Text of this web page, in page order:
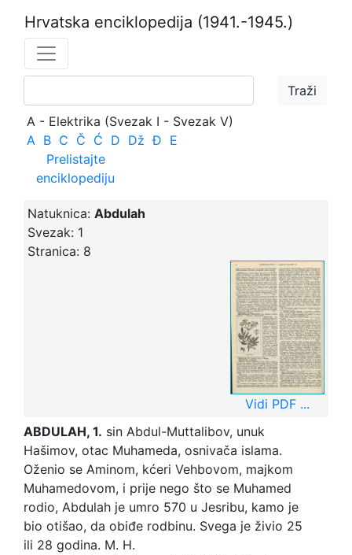
Hrvatska enciklopedija (1941.-1945.)
A - Elektrika (Svezak I - Svezak V)
A B C Č Ć D Dž Đ E
Prelistajte
enciklopediju
Natuknica: Abdulah
Svezak: 1
Stranica: 8
Vidi PDF ...
ABDULAH, 1. sin Abdul-Muttalibov, unuk
Hašimov, otac Muhameda, osnivača islama.
Oženio se Aminom, kćeri Vehbovom, majkom
Muhamedovom, i prije nego što se Muhamed
rodio, Abdulah je umro 570 u Jesribu, kamo je
bio otišao, da obiđe rodbinu. Svega je živio 25
ili 28 godina. M. H.